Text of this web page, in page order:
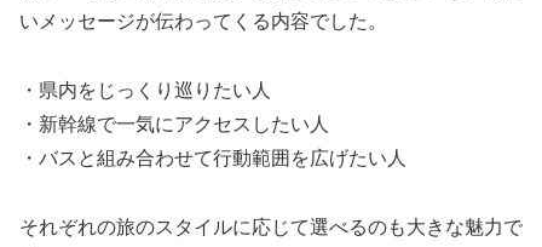
いメッセージが伝わってくる内容でした。
・県内をじっくり巡りたい人
・新幹線で一気にアクセスしたい人
・バスと組み合わせて行動範囲を広げたい人
それぞれの旅のスタイルに応じて選べるのも大きな魅力で